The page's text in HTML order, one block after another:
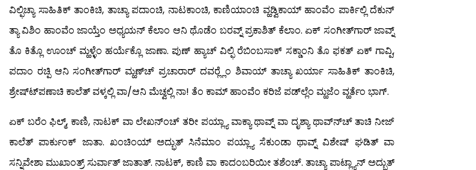
ವಿಲ್ಫಿಚ್ಯಾ ಸಾಹಿತಿಕ್ ತಾಂಕಿಚಿ, ತಾಚ್ಯಾ ಪದಾಂಚಿ, ನಾಟಕಾಂಚಿ, ಕಾಣಿಯಾಂಚಿ ವ್ಹಡ್ವಿಕಾಯ್ ಹಾಂವೆಂ ಪಾರ್ಕಿಲ್ಲಿ ದೆಕುನ್
ತ್ಯಾ ವಿಶಿಂ ಹಾಂವೆಂ ಜಾಯ್ತೆಂ ಅಧ್ಯಯನ್ ಕೆಲಾಂ ಆನಿ ಥೊಡೆಂ ಬರವ್ನ್ ಪ್ರಕಾಶಿತ್ ಕೆಲಾಂ. ಏಕ್ ಸಂಗೀತ್‍ಗಾರ್ ಜಾವ್ನ್
ತೊ ಕಿತ್ಲೊ ಊಂಚ್ ಮ್ಹಳ್ಳೆಂ ಹರ್ಯೆಕ್ಲೊ ಜಾಣಾ. ಪುಣ್ ಹ್ಯಾಚ್ ವಿಲ್ಫಿ ರೆಬಿಂಬಸಾಕ್ ಸಕ್ಡಾಂನಿ ತೊ ಫಕತ್ ಏಕ್ ಗಾವ್ಪಿ,
ಪದಾಂ ರಚ್ಪಿ ಆನಿ ಸಂಗೀತ್‍ಗಾರ್ ಮ್ಹಣ್‍ಚ್ ಪ್ರಚಾರಾರ್ ದವರ್‍ಲ್ಲೆಂ ಶಿವಾಯ್ ತಾಚ್ಯಾ ಖರ್ಯಾ ಸಾಹಿತಿಕ್ ತಾಂಕಿಚಿ,
ಶ್ರೇಷ್ಟ್‍ಪಣಾಚಿ ಕಾಲೆತ್ ವಳ್ಕಲ್ಲಿ ವಾ/ಆನಿ ಮೆಚ್ವಲ್ಲಿ ನಾ! ತೆಂ ಕಾಮ್ ಹಾಂವೆಂ ಕರಿಜೆ ಪಡ್‍ಲ್ಲೆಂ ಮ್ಹಜೆಂ ವ್ಹರ್ತೆಂ ಭಾಗ್.
ಏಕ್ ಬರೆಂ ಫಿಲ್ಮ್, ಕಾಣಿ, ನಾಟಕ್ ವಾ ಲೇಖನ್‍ಂಚ್ ತರೀ ಪಯ್ಲ್ಯಾ ವಾಕ್ಯಾ ಥಾವ್ನ್ ವಾ ದೃಶ್ಯಾ ಥಾವ್ನ್‍ಚ್ ತಾಚಿ ನೀಜ್
ಕಾಲೆತ್ ಪಾರ್ಕುಂಕ್ ಜಾತಾ. ಖಂಚಿಂಯ್ ಅದ್ಭುತ್ ಸಿನೆಮಾಂ ಪಯ್ಲ್ಯಾ ಸೆಕುಂಡಾ ಥಾವ್ನ್ ವಿಶೇಷ್ ಘಡಿತ್ ವಾ
ಸನ್ನಿವೇಶಾ ಮುಖಾಂತ್ರ್ ಸುರ್ವಾತ್ ಜಾತಾತ್. ನಾಟಕ್, ಕಾಣಿ ವಾ ಕಾದಂಬರಿಯೀ ತಶೆಂಚ್. ತಾಚ್ಯಾ ಪಾಟ್ಲ್ಯಾನ್ ಅದ್ಭುತ್